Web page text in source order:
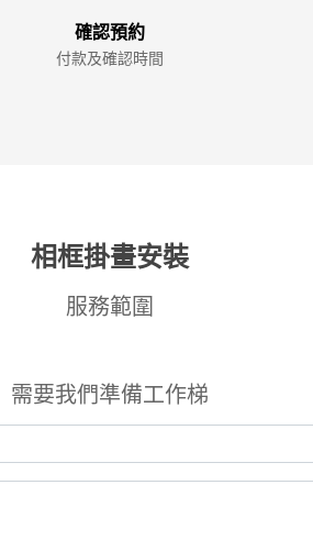
確認預約
付款及確認時間
相框掛畫安裝
服務範圍
需要我們準備工作梯